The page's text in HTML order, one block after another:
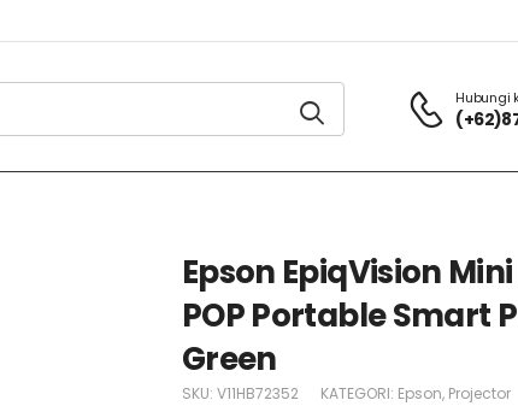
Hubungi
Epson EpiqVision
POP Portable Smart
Green
SKU: V11HB72352 KATEGORI: Epson, Projector